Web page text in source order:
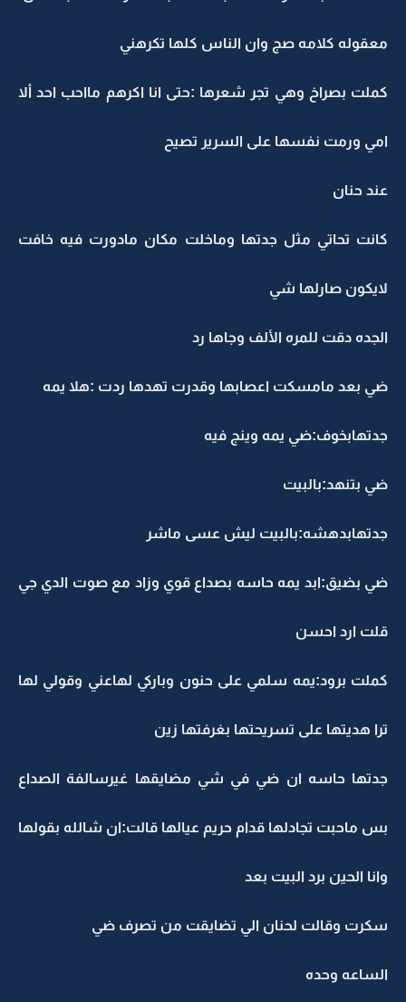
معقوله كلامه صج وان الناس كلها تكرهني
كملت بصراخ وهي تجر شعرها :حتى انا اكرهم مااحب احد ألا
امي ورمت نفسها على السرير تصيح
عند حنان
كانت تحاتي مثل جدتها وماخلت مكان مادورت فيه خافت
لايكون صارلها شي
الجده دقت للمره الألف وجاها رد
ضي بعد مامسكت اعصابها وقدرت تهدها ردت :هلا يمه
جدتهابخوف:ضي يمه وينج فيه
ضي بتنهد:بالبيت
جدتهابدهشه:بالبيت ليش عسى ماشر
ضي بضيق:ابد يمه حاسه بصداع قوي وزاد مع صوت الدي جي
قلت ارد احسن
كملت برود:يمه سلمي على حنون وباركي لهاعني وقولي لها
ترا هديتها على تسريحتها بغرفتها زين
جدتها حاسه ان ضي في شي مضايقها غيرسالفة الصداع
بس ماحبت تجادلها قدام حريم عيالها قالت:ان شالله بقولها
وانا الحين برد البيت بعد
سكرت وقالت لحنان الي تضايقت من تصرف ضي
الساعه وحده